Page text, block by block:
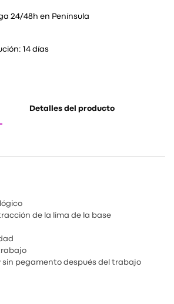
24/48h en Península
14 días
Detalles del producto
de la lima de la base
sin pegamento después del trabajo